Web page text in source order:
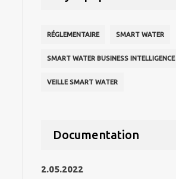
RÉGLEMENTAIRE SMART WATER
SMART WATER BUSINESS INTELLIGENCE
VEILLE SMART WATER
Documentation
2.05.2022